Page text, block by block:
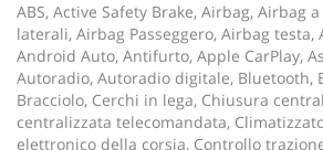
ABS, Active Safety Brake, Airbag, Airbag
laterali, Airbag Passeggero, Airbag
Android Auto, Antifurto, Apple CarPlay,
Autoradio, Autoradio digitale, Bluetooth,
Bracciolo, Cerchi in lega, Chiusura
centralizzata telecomandata,
elettronico della corsia, Controllo